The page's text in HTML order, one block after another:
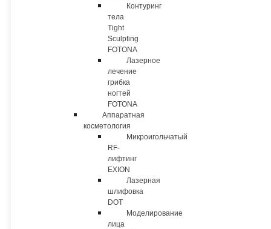
Контуринг
тела
Tight
Sculpting
FOTONA
Лазерное
лечение
грибка
ногтей
FOTONA
Аппаратная
косметология
Микроигольчатый
RF-
лифтинг
EXION
Лазерная
шлифовка
DOT
Моделирование
лица